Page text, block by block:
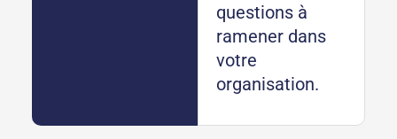
questions à
ramener dans
votre
organisation.